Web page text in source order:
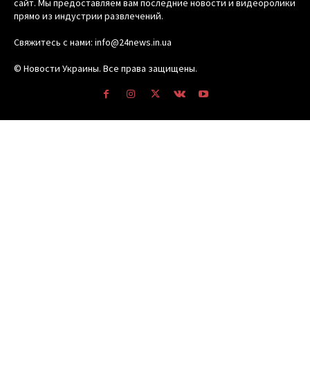
сайт. Мы предоставляем вам последние новости и видеоролики
прямо из индустрии развлечений.
Свяжитесь с нами: info@24news.in.ua
© Новости Украины. Все права защищены.